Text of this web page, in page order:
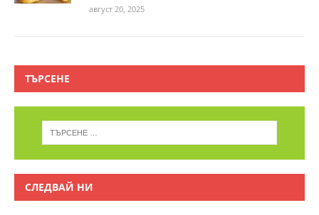
август 20, 2025
ТЪРСЕНЕ
СЛЕДВАЙ НИ